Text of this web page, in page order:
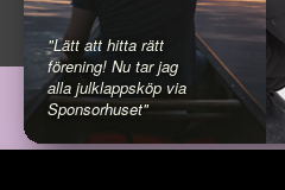
"Lätt att hitta rätt
förening! Nu tar jag
alla julklappsköp via
Sponsorhuset"